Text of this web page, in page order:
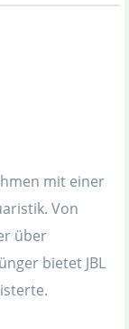
mit einer
Von
über
bietet JBL